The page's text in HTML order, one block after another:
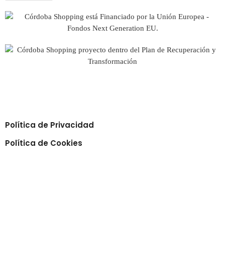
Política de Privacidad
Política de Cookies